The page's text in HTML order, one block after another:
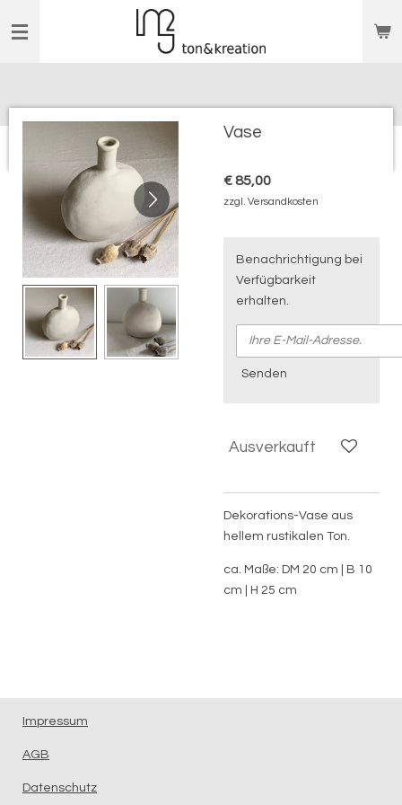
Hauptinhalt
Vase
€ 85,00
zzgl. Versandkosten
Benachrichtigung bei
Verfügbarkeit
erhalten.
Senden
Ausverkauft
Dekorations-Vase aus
hellem rustikalen Ton.
ca. Maße: DM 20 cm | B 10
cm | H 25 cm
Impressum
AGB
Datenschutz